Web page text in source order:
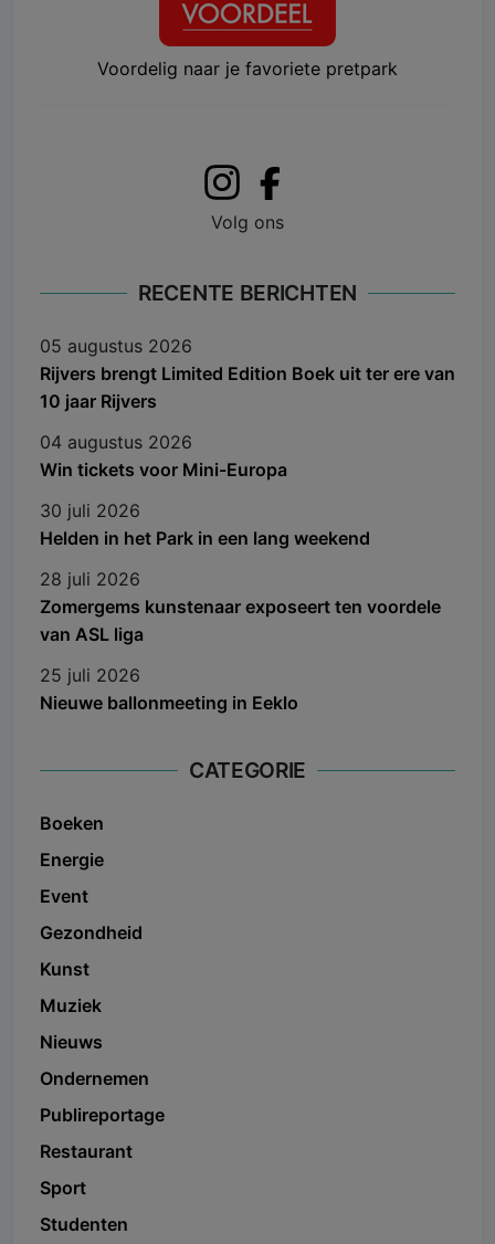
Voordelig naar je favoriete pretpark
Volg ons
RECENTE BERICHTEN
05 augustus 2026
Rijvers brengt Limited Edition Boek uit ter ere van
10 jaar Rijvers
04 augustus 2026
Win tickets voor Mini-Europa
30 juli 2026
Helden in het Park in een lang weekend
28 juli 2026
Zomergems kunstenaar exposeert ten voordele
van ASL liga
25 juli 2026
Nieuwe ballonmeeting in Eeklo
CATEGORIE
Boeken
Energie
Event
Gezondheid
Kunst
Muziek
Nieuws
Ondernemen
Publireportage
Restaurant
Sport
Studenten